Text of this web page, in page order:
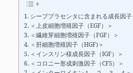
シーププラセンタに含まれる成長因子
＜上皮細胞増殖因子（EGF）＞
＜繊維芽細胞増殖因子（FGF）＞
＜肝細胞増殖因子（HGF)＞
＜インスリン様成長因子（IGF）＞
＜コロニー形成刺激因子（CFS）＞